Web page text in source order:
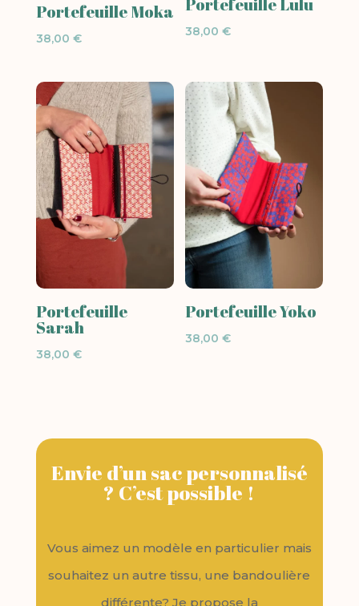
Portefeuille Moka
38,00 €
38,00€
Portefeuille
Sarah
38,00 €
Portefeuille Yoko
38,00€
Envie d’un sac personnalisé
? C’est possible !
Vous aimez un modèle en particulier mais
souhaitez un autre tissu, une bandoulière
différente? Je propose la